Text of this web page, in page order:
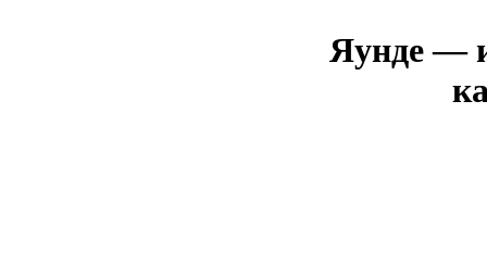
Яунде —